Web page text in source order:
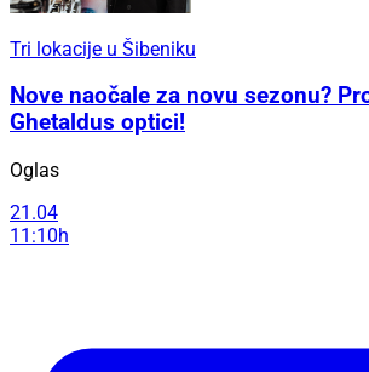
Tri lokacije u Šibeniku
Nove naočale za novu sezonu?
Ghetaldus optici!
Oglas
21.04
11:10h